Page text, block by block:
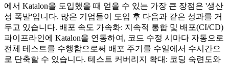
에서 Katalon을 도입했을 때 얻을 수 있는 가장 큰 장점은 '생산
성 폭발'입니다. 많은 기업들이 도입 후 다음과 같은 성과를 거
두고 있습니다. 배포 속도 가속화: 지속적 통합 및 배포(CI/CD)
파이프라인에 Katalon을 연동하여, 코드 수정 시마다 자동으로
전체 테스트를 수행함으로써 배포 주기를 수일에서 수시간으
로 단축할 수 있습니다. 테스트 커버리지 확대: 코딩 숙련도와